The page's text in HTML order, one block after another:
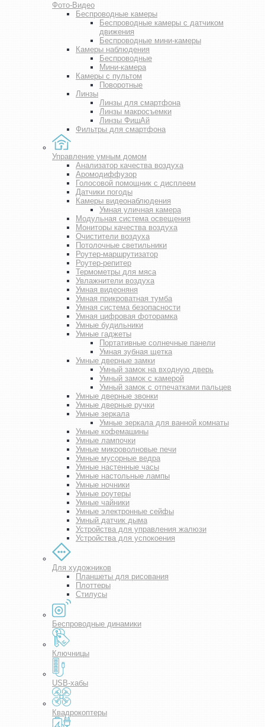
Фото-Видео
Беспроводные камеры
Беспроводные камеры с датчиком
движения
Беспроводные мини-камеры
Камеры наблюдения
Беспроводные
Мини-камера
Камеры с пультом
Поворотные
Линзы
Линзы для смартфона
Линзы макросъемки
Линзы ФишАй
Фильтры для смартфона
Управление умным домом
Анализатор качества воздуха
Аромодиффузор
Голосовой помощник с дисплеем
Датчики погоды
Камеры видеонаблюдения
Умная уличная камера
Модульная система освещения
Мониторы качества воздуха
Очистители воздуха
Потолочные светильники
Роутер-маршрутизатор
Роутер-репитер
Термометры для мяса
Увлажнители воздуха
Умная видеоняня
Умная прикроватная тумба
Умная система безопасности
Умная цифровая фоторамка
Умные будильники
Умные гаджеты
Портативные солнечные панели
Умная зубная щетка
Умные дверные замки
Умный замок на входную дверь
Умный замок с камерой
Умный замок с отпечатками пальцев
Умные дверные звонки
Умные дверные ручки
Умные зеркала
Умные зеркала для ванной комнаты
Умные кофемашины
Умные лампочки
Умные микроволновые печи
Умные мусорные ведра
Умные настенные часы
Умные настольные лампы
Умные ночники
Умные роутеры
Умные чайники
Умные электронные сейфы
Умный датчик дыма
Устройства для управления жалюзи
Устройства для успокоения
Для художников
Планшеты для рисования
Плоттеры
Стилусы
Беспроводные динамики
Ключницы
USB-хабы
Квадрокоптеры